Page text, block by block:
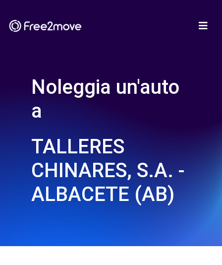
Noleggia un'auto
a
TALLERES
CHINARES, S.A. -
ALBACETE (AB)